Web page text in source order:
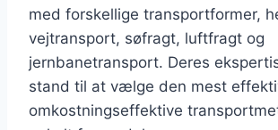
med forskellige transportformer,
vejtransport, søfragt, luftfragt og
jernbanetransport. Deres
stand til at vælge den mest
omkostningseffektive